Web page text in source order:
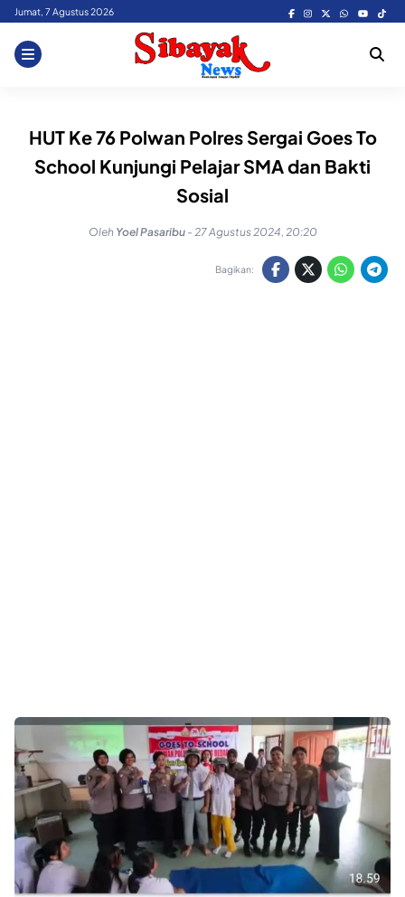
Skip
content
Jumat, 7 Agustus 2026
HUT Ke 76 Polwan Polres Sergai Goes To
School Kunjungi Pelajar SMA dan Bakti
Sosial
Oleh Yoel Pasaribu - 27 Agustus 2024, 20:20
Bagikan: